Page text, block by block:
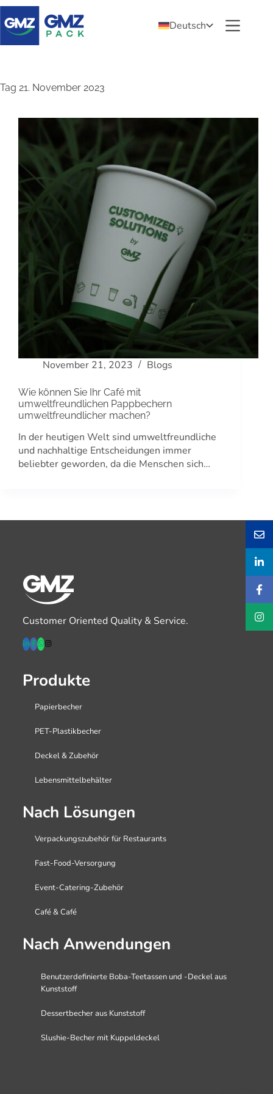
Deutsch
Tag 21. November 2023
November 21, 2023 Blogs
Wie können Sie Ihr Café mit
umweltfreundlichen Pappbechern
umweltfreundlicher machen?
In der heutigen Welt sind umweltfreundliche
und nachhaltige Entscheidungen immer
beliebter geworden, da die Menschen sich…
Customer Oriented Quality & Service.
Produkte
Papierbecher
PET-Plastikbecher
Deckel & Zubehör
Lebensmittelbehälter
Nach Lösungen
Verpackungszubehör für Restaurants
Fast-Food-Versorgung
Event-Catering-Zubehör
Café & Café
Nach Anwendungen
Benutzerdefinierte Boba-Teetassen und -Deckel aus
Kunststoff
Dessertbecher aus Kunststoff
Slushie-Becher mit Kuppeldeckel